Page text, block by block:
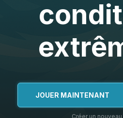
JOUER MAINTENANT
Créer un